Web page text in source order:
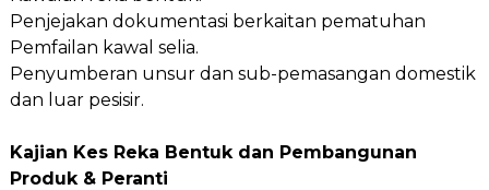
Penjejakan dokumentasi berkaitan pematuhan
Pemfailan kawal selia.
Penyumberan unsur dan sub-pemasangan domestik
dan luar pesisir.
Kajian Kes Reka Bentuk dan Pembangunan
Produk & Peranti